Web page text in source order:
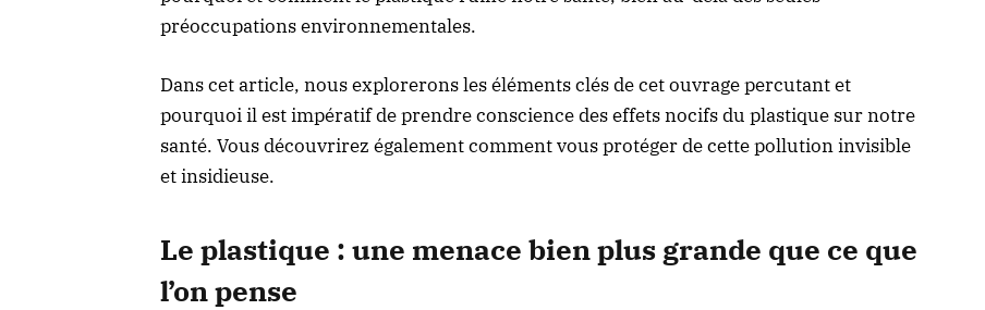
préoccupations environnementales.
Dans cet article, nous explorerons les éléments clés de cet ouvrage percutant et
pourquoi il est impératif de prendre conscience des effets nocifs du plastique sur notre
santé. Vous découvrirez également comment vous protéger de cette pollution invisible
et insidieuse.
Le plastique : une menace bien plus grande que ce que
l’on pense